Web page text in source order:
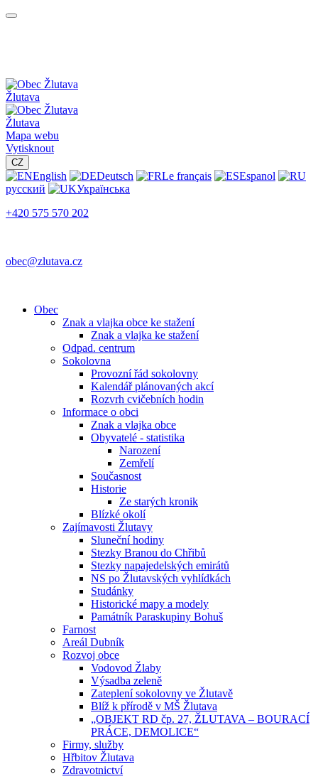
Žlutava
Žlutava
Mapa webu
Vytisknout
CZ
English Deutsch Le français
Espanol
русский
Українська
+420 575 570 202
obec@zlutava.cz
Obec
Znak a vlajka obce ke stažení
Znak a vlajka ke stažení
Odpad. centrum
Sokolovna
Provozní řád sokolovny
Kalendář plánovaných akcí
Rozvrh cvičebních hodin
Informace o obci
Znak a vlajka obce
Obyvatelé - statistika
Narození
Zemřelí
Současnost
Historie
Ze starých kronik
Blízké okolí
Zajímavosti Žlutavy
Sluneční hodiny
Stezky Branou do Chřibů
Stezky napajedelských emirátů
NS po Žlutavských vyhlídkách
Studánky
Historické mapy a modely
Památník Paraskupiny Bohuš
Farnost
Areál Dubník
Rozvoj obce
Vodovod Žlaby
Výsadba zeleně
Zateplení sokolovny ve Žlutavě
Blíž k přírodě v MŠ Žlutava
„OBJEKT RD čp. 27, ŽLUTAVA – BOURACÍ
PRÁCE, DEMOLICE“
Firmy, služby
Hřbitov Žlutava
Zdravotnictví